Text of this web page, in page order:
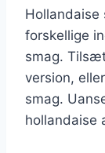
Hollandaise
forskellige
smag.
version,
smag.
hollandaise